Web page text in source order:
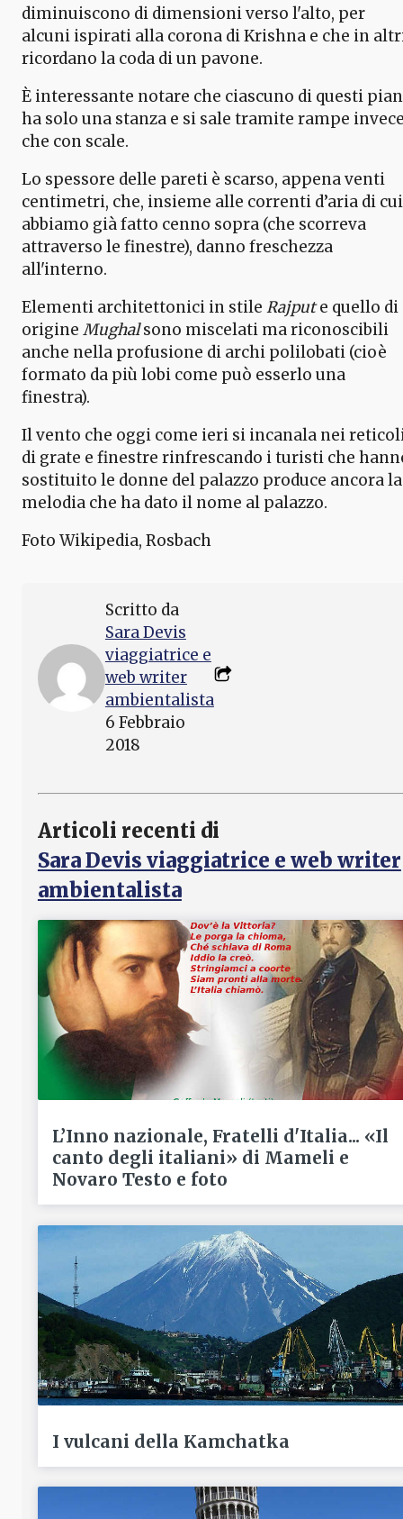
diminuiscono di dimensioni verso l'alto, per
alcuni ispirati alla corona di Krishna e che in
ricordano la coda di un pavone.
È interessante notare che ciascuno di questi
ha solo una stanza e si sale tramite rampe
che con scale.
Lo spessore delle pareti è scarso, appena venti
centimetri, che, insieme alle correnti d’aria di cui
abbiamo già fatto cenno sopra (che scorreva
attraverso le finestre), danno freschezza
all'interno.
Elementi architettonici in stile Rajpute quello di
origine Mughalsono miscelati ma riconoscibili
anche nella profusione di archi polilobati (cioè
formato da più lobi come può esserlo una
finestra).
Il vento che oggi come ieri si incanala nei
di grate e finestre rinfrescando i turisti che
sostituito le donne del palazzo produce ancora la
melodia che ha dato il nome al palazzo.
Foto Wikipedia, Rosbach
Scritto da
Sara Devis
viaggiatrice e
web writer
ambientalista
6 Febbraio
2018
Articoli recenti di
Sara Devis viaggiatrice e web writer
ambientalista
L’Inno nazionale, Fratelli d'Italia... «Il
canto degli italiani» di Mameli e
Novaro Testo e foto
I vulcani della Kamchatka